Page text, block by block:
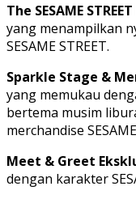
The SESAME
yang menampilkan
SESAME STREET.
Sparkle Stage &
yang memukau
bertema musim
merchandise
Meet & Greet
dengan karakter